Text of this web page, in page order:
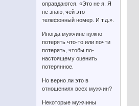
оправдаются. «Это не я. Я
не знаю, чей это
телефонный номер. И т.д.».
Иногда мужчине нужно
потерять что-то или почти
потерять, чтобы по-
настоящему оценить
потерянное.
Но верно ли это в
отношениях всех мужчин?
Некоторые мужчины